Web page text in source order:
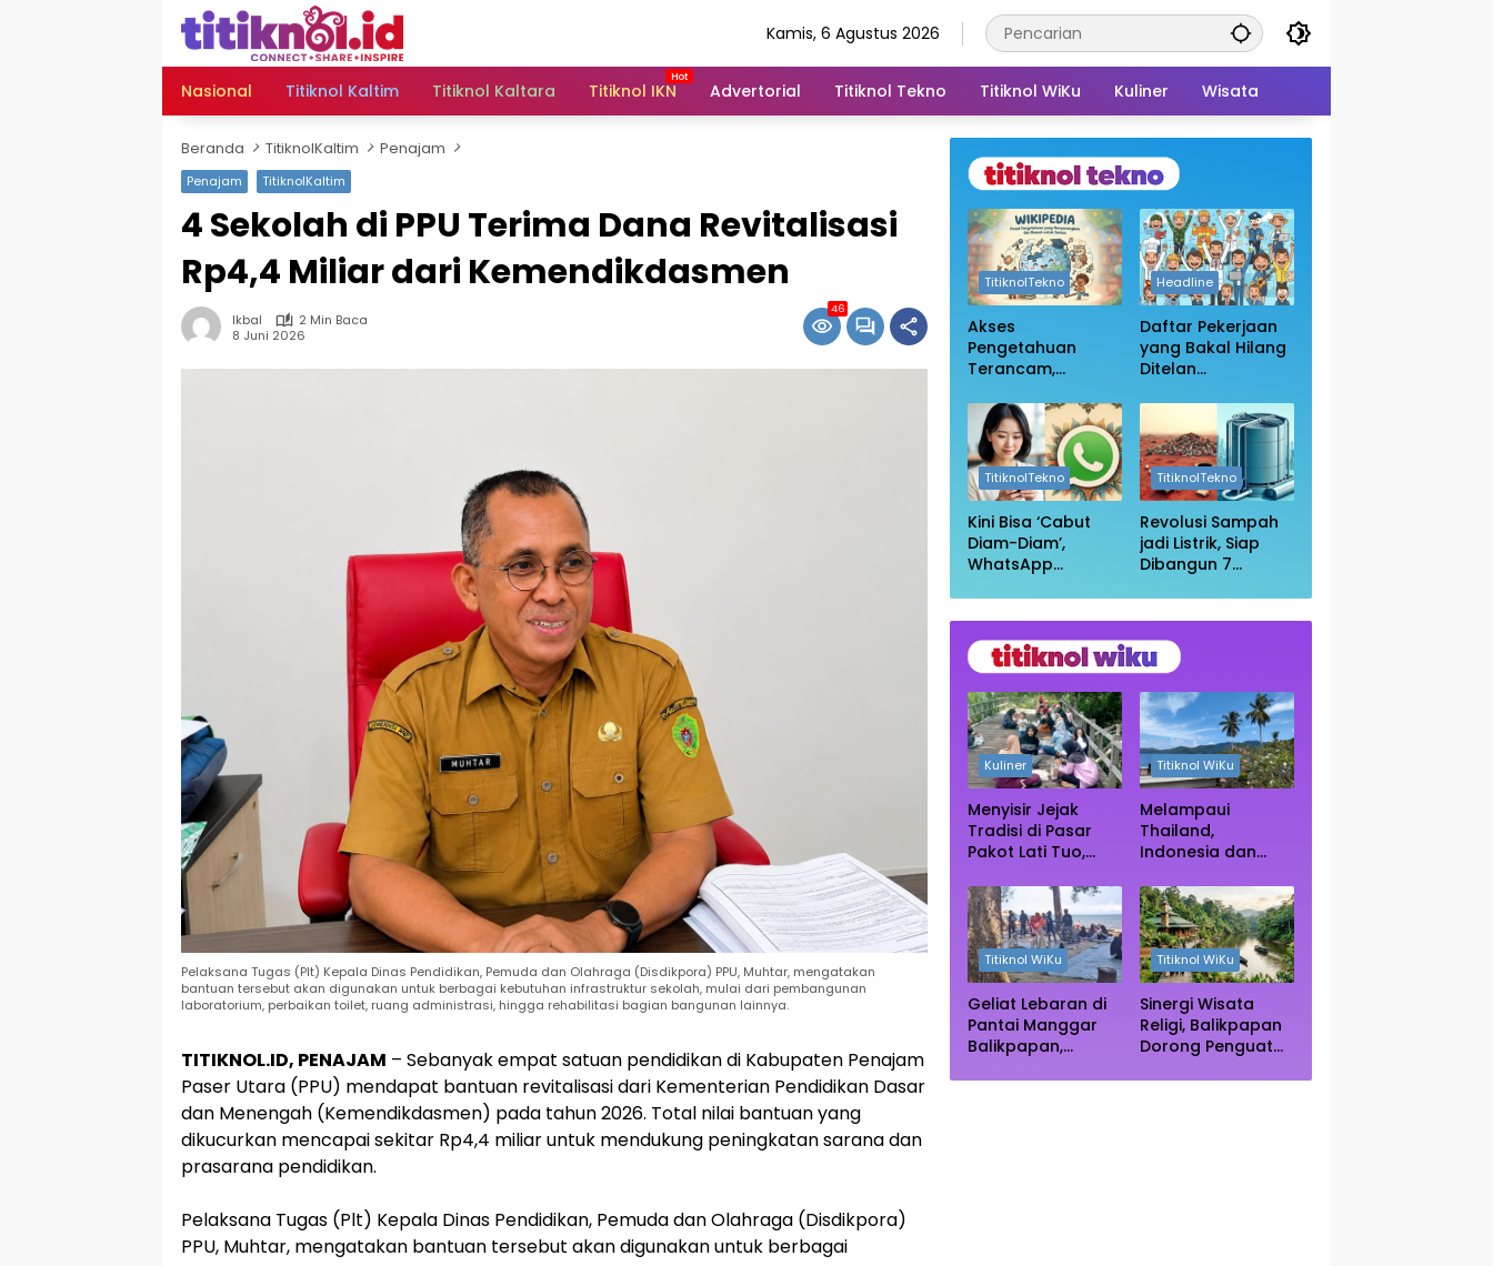
Kamis, 6 Agustus 2026
Nasional Titiknol Kaltim Titiknol Kaltara Titiknol IKN Advertorial Titiknol Tekno Titiknol WiKu Kuliner Wisata
Beranda TitiknolKaltim Penajam
Penajam TitiknolKaltim
‎4 Sekolah di PPU Terima Dana Revitalisasi
Rp4,4 Miliar dari Kemendikdasmen
Ikbal
2 Min Baca
8 Juni 2026
46
Pelaksana Tugas (Plt) Kepala Dinas Pendidikan, Pemuda dan Olahraga (Disdikpora) PPU, Muhtar, mengatakan
bantuan tersebut akan digunakan untuk berbagai kebutuhan infrastruktur sekolah, mulai dari pembangunan
laboratorium, perbaikan toilet, ruang administrasi, hingga rehabilitasi bagian bangunan lainnya.
TITIKNOL.ID, PENAJAM – Sebanyak empat satuan pendidikan di Kabupaten Penajam
Paser Utara (PPU) mendapat bantuan revitalisasi dari Kementerian Pendidikan Dasar
dan Menengah (Kemendikdasmen) pada tahun 2026. Total nilai bantuan yang
dikucurkan mencapai sekitar Rp4,4 miliar untuk mendukung peningkatan sarana dan
prasarana pendidikan.
‎Pelaksana Tugas (Plt) Kepala Dinas Pendidikan, Pemuda dan Olahraga (Disdikpora)
PPU, Muhtar, mengatakan bantuan tersebut akan digunakan untuk berbagai
TitiknolTekno
Akses
Pengetahuan
Terancam,
Pembukaan Blokir
Login Wikipedia
Headline
Daftar Pekerjaan
yang Bakal Hilang
Ditelan
Apakah Profesi
Anda Masih
Aman?
TitiknolTekno
Kini Bisa ‘Cabut
Diam-Diam’,
WhatsApp
Keluar Grup
Tanpa Ketahuan
TitiknolTekno
Revolusi Sampah
jadi Listrik, Siap
Dibangun 7
Raksasa dengan
Sekitar 200 MW
Kuliner
Menyisir Jejak
Tradisi di Pasar
Pakot Lati Tuo,
Tengah Rimba
Mangrove Paser
Titiknol WiKu
Melampaui
Thailand,
Indonesia dan
Primadona Wisata
Autentik Dunia
Titiknol WiKu
Geliat Lebaran di
Pantai Manggar
Balikpapan,
Titiknol WiKu
Sinergi Wisata
Religi, Balikpapan
Dorong Penguatan